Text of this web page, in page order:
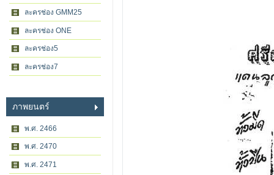
ละครช่อง GMM25
ละครช่อง ONE
ละครช่อง5
ละครช่อง7
ภาพยนตร์
พ.ศ. 2466
พ.ศ. 2470
พ.ศ. 2471